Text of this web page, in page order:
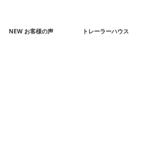
NEW お客様の声 トレーラーハウス